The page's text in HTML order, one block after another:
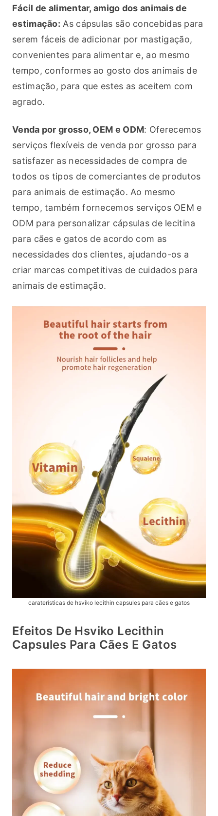
Fácil de alimentar, amigo dos animais de
estimação: As cápsulas são concebidas para
serem fáceis de adicionar por mastigação,
convenientes para alimentar e, ao mesmo
tempo, conformes ao gosto dos animais de
estimação, para que estes as aceitem com
agrado.
Venda por grosso, OEM e ODM: Oferecemos
serviços flexíveis de venda por grosso para
satisfazer as necessidades de compra de
todos os tipos de comerciantes de produtos
para animais de estimação. Ao mesmo
tempo, também fornecemos serviços OEM e
ODM para personalizar cápsulas de lecitina
para cães e gatos de acordo com as
necessidades dos clientes, ajudando-os a
criar marcas competitivas de cuidados para
animais de estimação.
caraterísticas de hsviko lecithin capsules para cães e gatos
Efeitos De Hsviko Lecithin
Capsules Para Cães E Gatos